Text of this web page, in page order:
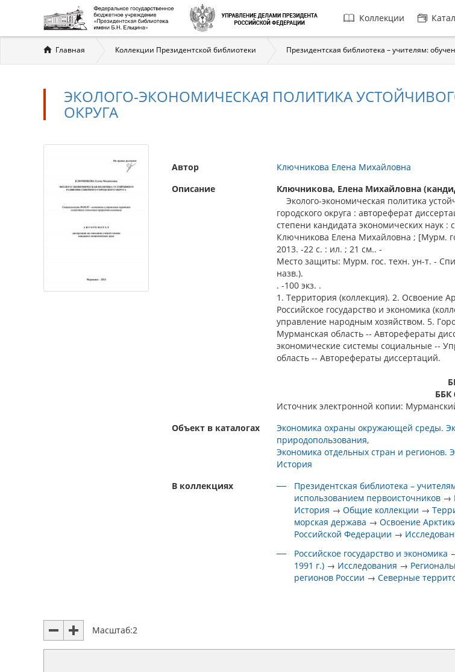
Главная
навигация
Коллекции
Вы
здесь
Главная Коллекции Президентской библиотеки Президентская библиотека – учителям:
ЭКОЛОГО-ЭКОНОМИЧЕСКАЯ ПОЛИТИКА
ОКРУГА
Автор
Ключникова Елена Михайловна
Описание
Ключникова, Елена Михайловна
Эколого-экономическая политика
городского округа : автореферат
степени кандидата экономических наук :
Ключникова Елена Михайловна ; [Мурм.
2013. -22 с. : ил. ; 21 см.. -
Место защиты: Мурм. гос. техн. ун-т. -
назв.).
. -100 экз. .
1. Территория (коллекция). 2. Освоение
Российское государство и экономика
управление народным хозяйством. 5.
Мурманская область -- Авторефераты
экономические системы социальные --
область -- Авторефераты диссертаций.
ББК
Источник электронной копии:
Объект в каталогах
Экономика охраны окружающей среды.
природопользования
Экономика отдельных стран и регионов.
История
В коллекциях
Президентская библиотека –
использованием первоисточников →
История →Общие коллекции →
морская держава →Освоение
Российской Федерации →
Российское государство и экономика
1991 г.) → Исследования →
регионов России →Северные
Масштаб:2